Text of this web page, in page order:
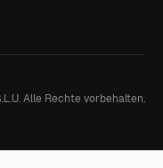
Alle Rechte vorbehalten.